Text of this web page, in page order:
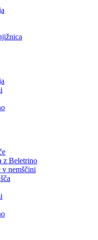
z Beletrino
v nemščini